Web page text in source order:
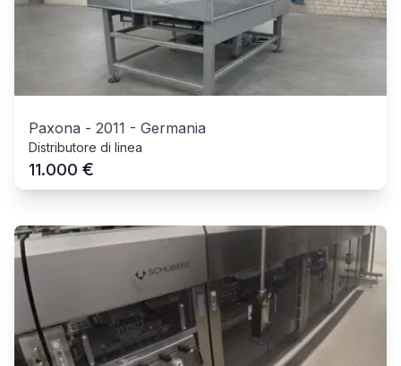
Paxona - 2011 - Germania
Distributore di linea
11.000 €